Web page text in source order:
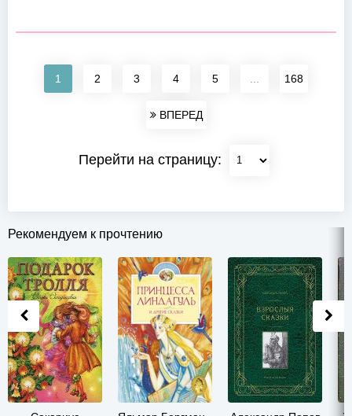
1 2 3 4 5 168
ВПЕРЕД
Перейти на страницу:
Рекомендуем к прочтению